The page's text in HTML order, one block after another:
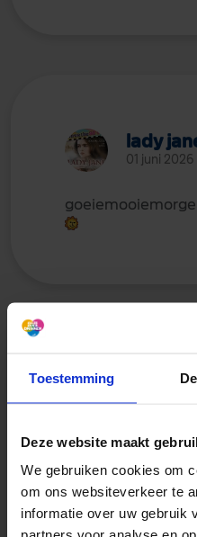
Toestemming
Deze website maakt
We gebruiken cookies om
om ons websiteverkeer te
informatie over uw gebruik
lady
01 juni 2026
01 juni 2026